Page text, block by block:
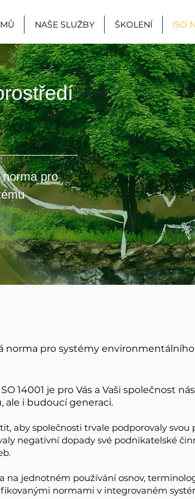
NAŠE SLUŽBY ŠKOLENÍ ISO
normapro
norma pro systémy
14001 je pro Vás a Vaši společnost
ale i budoucí generaci.
aby společnosti trvale podporovaly
negativní dopady své podnikatelské
na jednotném používání osnov,
normami v integrovaném